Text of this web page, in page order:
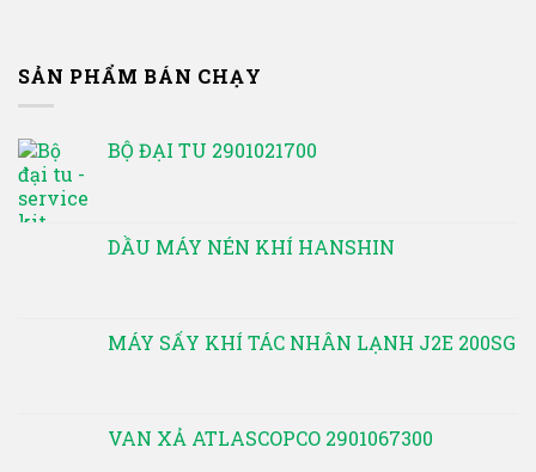
SẢN PHẨM BÁN CHẠY
BỘ ĐẠI TU 2901021700
DẦU MÁY NÉN KHÍ HANSHIN
MÁY SẤY KHÍ TÁC NHÂN LẠNH J2E 200SG
VAN XẢ ATLASCOPCO 2901067300